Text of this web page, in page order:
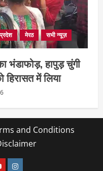
मेरठ सभी न्यूज़
भंडाफोड़, हापुड़ चुंगी
हिरासत में लिया
and Conditions
instagram